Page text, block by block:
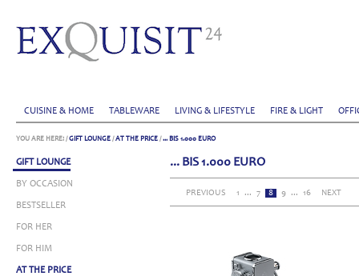
CUISINE & HOME TABLEWARE LIVING & LIFESTYLE FIRE & LIGHT
YOU ARE HERE: /GIFT LOUNGE /AT THE PRICE /... BIS 1.000 EURO
GIFT LOUNGE
BY OCCASION
BESTSELLER
FOR HER
FOR HIM
AT THE PRICE
... BIS 1.000 EURO
PREVIOUS 1 ... 7 8 9 ... 16 NEXT